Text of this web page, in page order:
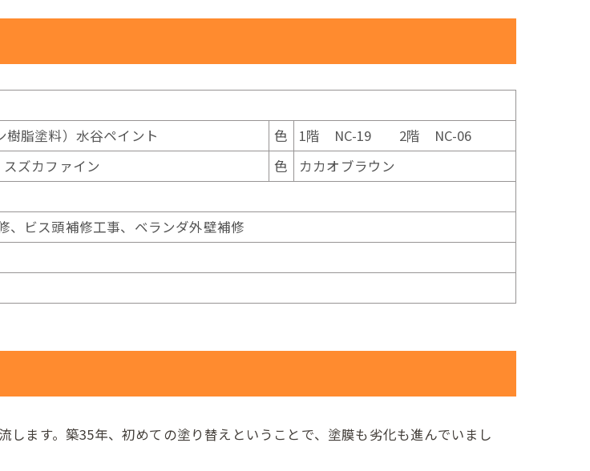
脂塗料）水谷ペイント 色
1階 NC-19 2階 NC-06
ズカファイン 色
カカオブラウン
、ビス頭補修工事、ベランダ外壁補修
ます。築35年、初めての塗り替えということで、塗膜も劣化も進んでいまし